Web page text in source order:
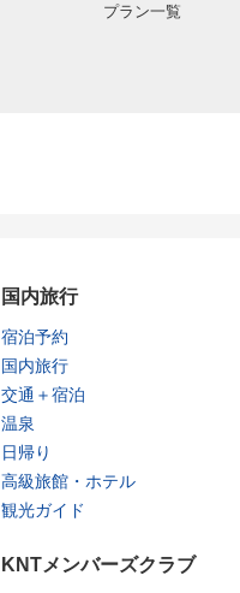
プラン一覧
国内旅行
宿泊予約
国内旅行
交通＋宿泊
温泉
日帰り
高級旅館・ホテル
観光ガイド
KNTメンバーズクラブ